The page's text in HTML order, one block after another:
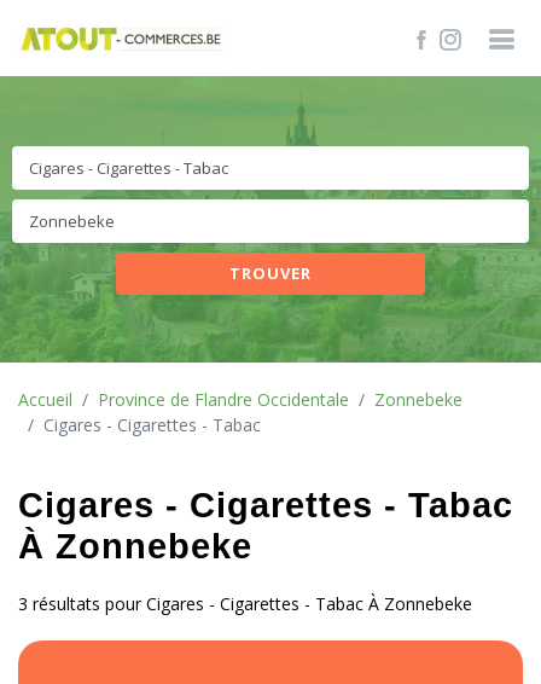
TROUVER
Accueil Province de Flandre Occidentale
Zonnebeke
Cigares - Cigarettes - Tabac
Cigares - Cigarettes - Tabac
À Zonnebeke
3 résultats pour Cigares - Cigarettes - Tabac À Zonnebeke